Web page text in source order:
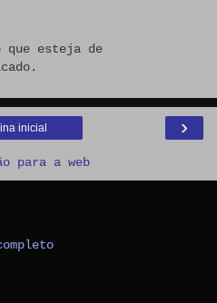
que esteja de
›
inicial
para a web